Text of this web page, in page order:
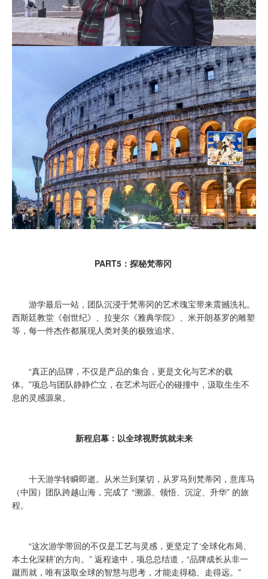
PART5：探秘梵蒂冈
游学最后一站，团队沉浸于梵蒂冈的艺术瑰宝带来震撼洗礼。
西斯廷教堂《创世纪》、拉斐尔《雅典学院》、米开朗基罗的雕塑
等，每一件杰作都展现人类对美的极致追求。
“真正的品牌，不仅是产品的集合，更是文化与艺术的载
体。”项总与团队静静伫立，在艺术与匠心的碰撞中，汲取生生不
息的灵感源泉。
新程启幕：以全球视野筑就未来
十天游学转瞬即逝。从米兰到莱切，从罗马到梵蒂冈，意库马
（中国）团队跨越山海，完成了 “溯源、领悟、沉淀、升华” 的旅
程。
“这次游学带回的不仅是工艺与灵感，更坚定了‘全球化布局、
本土化深耕’的方向。” 返程途中，项总总结道，“品牌成长从非一
蹴而就，唯有汲取全球的智慧与思考，才能走得稳、走得远。”